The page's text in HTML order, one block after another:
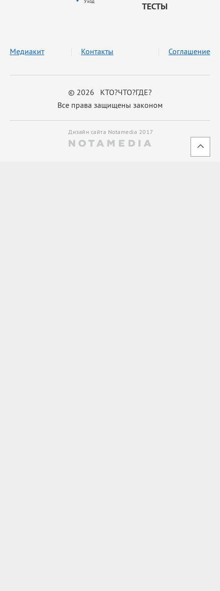
ТЕСТЫ
© 2026 КТО?ЧТО?ГДЕ?
Все права защищены законом
Медиакит Контакты Соглашение
Дизайн сайта Notamedia 2017